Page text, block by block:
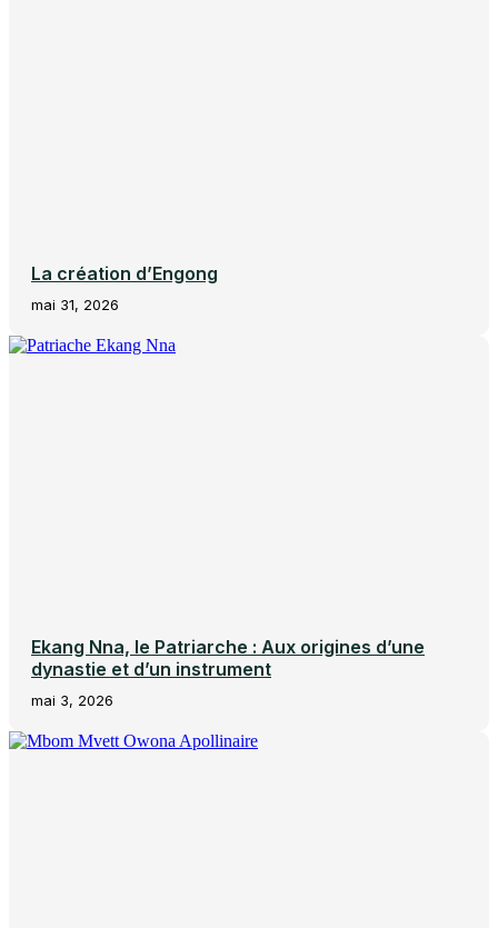
La création d’Engong
mai 31, 2026
Ekang Nna, le Patriarche : Aux origines d’une
dynastie et d’un instrument
mai 3, 2026